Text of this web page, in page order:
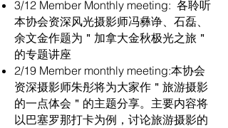
3/12 Member Monthly meeting: 各聆听
本协会资深风光摄影师冯彝诤、石磊、
余文金作题为＂加拿大金秋极光之旅＂
的专题讲座
2/19 Member monthly meeting:本协会
资深摄影师朱彤将为大家作＂旅游摄影
的一点体会＂的主题分享。主要内容将
以巴塞罗那打卡为例，讨论旅游摄影的